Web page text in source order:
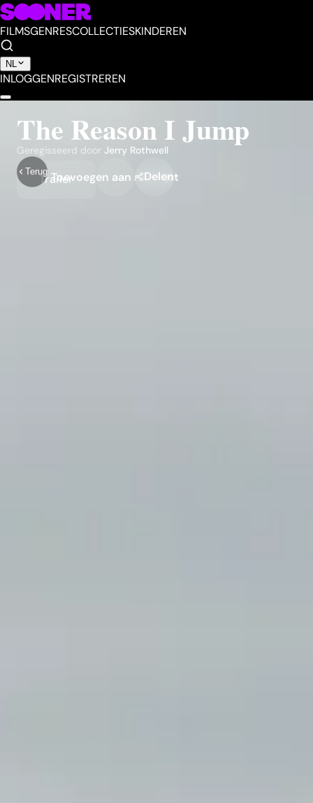
FILMSGENRESCOLLECTIESKINDEREN
NL
INLOGGENREGISTREREN
Terug
The Reason I Jump
Geregisseerd door Jerry Rothwell
Trailer
Toevoegen aan mijn lijst
Delen